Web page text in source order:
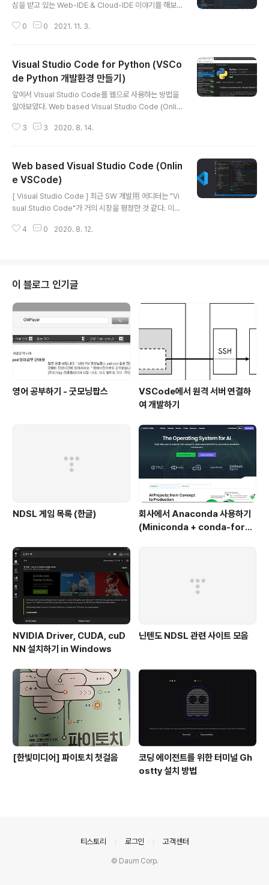
심을 받고 있는 Web-IDE & Cloud-IDE 이야기를 해보
있는 명칭은 아니지만 개인적으로 Web-IDE와 Cloud-I
workspace(terminal) 환경을 제공하지 않는다. Cloud
-IDE - Web-IDE 서비스 포함 - workspace(termina
l) 환경도 포함 즉, `GitHub Codespaces` 서비스는 Cl
oud-IDE로 분류할 수 있다. - https://github.com/feat
0 0 2021. 11. 3.
Visual Studio Code for Python (VSCo
de Python 개발환경 만들기)
앞에서 Visual Studio Code를 웹으로 사용하는 방법을
알아보았다. Web based Visual Studio Code (Onlin
b-based-Visual-Studio-Code-Online-VSCode
thon ] Python을 설치하자.2.x 와 3.x 모두 설치해버리
자. ❯ sudo apt install python python-pip virtuale
nv❯ sudo apt install python3 python3-pip pytho
n3-venv [ Extension ] VSCode를 실..
3 3 2020. 8. 14.
Web based Visual Studio Code (Onlin
e VSCode)
[ Visual Studio Code ] 최근 SW 개발用 에디터는 "Vi
sual Studio Code"가 거의 시장을 평정한 것 같다. 이름
다. 주위의 일부 고인물(^^)들이VSCode가 Visual Studi
Coding할 때 아주 많이 유용한... 음... 사실 에디터로 부르
기 보다는IDE (Integrated Development Environm
ent)라고부르는 것이 더 맞는 것 같다. 한국말로는 통합개
발환경 ?! [ Remote IDE / Cloud ID..
4 0 2020. 8. 12.
이 블로그 인기글
영어 공부하기 - 굿모닝팝스
VSCode에서 원격 서버 연결하
여 개발하기
NDSL 게임 목록 (한글)
회사에서 Anaconda 사용하기
(Miniconda + conda-forg
NVIDIA Driver, CUDA, cuD
NN 설치하기 in Windows
닌텐도 NDSL 관련 사이트 모음
[한빛미디어] 파이토치 첫걸음
코딩 에이전트를 위한 터미널 Gh
ostty 설치 방법
티스토리 로그인 고객센터
© Daum Corp.